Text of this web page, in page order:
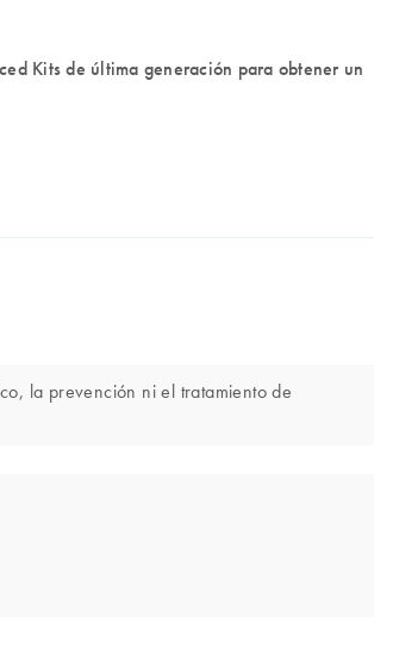
Kits de última generación para obtener un
la prevención ni el tratamiento de